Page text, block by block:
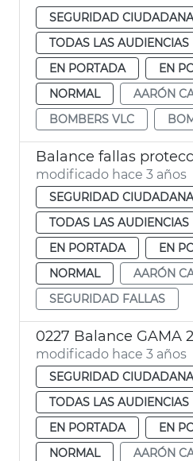
SEGURIDAD CIUDADANA
TODAS LAS AUDIENCIAS
EN PORTADA
EN
NORMAL
AARÓN
BOMBERS VLC
Balance fallas
modificado hace 3 años
SEGURIDAD CIUDADANA
TODAS LAS AUDIENCIAS
EN PORTADA
EN
NORMAL
AARÓN
SEGURIDAD FALLAS
0227 Balance GAMA
modificado hace 3 años
SEGURIDAD CIUDADANA
TODAS LAS AUDIENCIAS
EN PORTADA
EN
NORMAL
AARÓN